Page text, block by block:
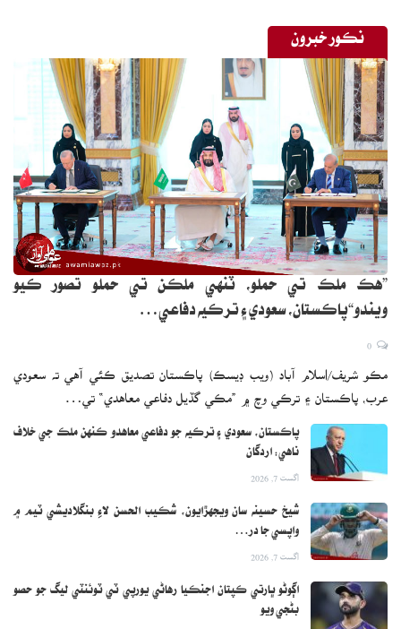
نڪور خبرون
”هڪ ملڪ تي حملو، ٽنهي ملڪن تي حملو تصور ڪيو
ويندو“پاڪستان، سعودي ۽ ترڪيه دفاعي…
مڪو شريف/اسلام آباد (ويب ڊيسڪ) پاڪستان تصديق ڪئي آهي ته سعودي
عرب، پاڪستان ۽ ترڪي وچ ۾ ”مڪي گڏيل دفاعي معاهدي“ تي…
پاڪستان، سعودي ۽ ترڪيه جو دفاعي معاهدو ڪنهن ملڪ جي خلاف
ناهي: اردگان
اگست 7, 2026
شيخ حسينه سان ويجهڙايون، شڪيب الحسن لاءِ بنگلاديشي ٽيم ۾
واپسي جا در…
اگست 7, 2026
اڳوڻو ڀارتي ڪپتان اجنڪيا رهاڻي يورپي ٽي ٽوئنٽي ليگ جو حصو
بڻجي ويو